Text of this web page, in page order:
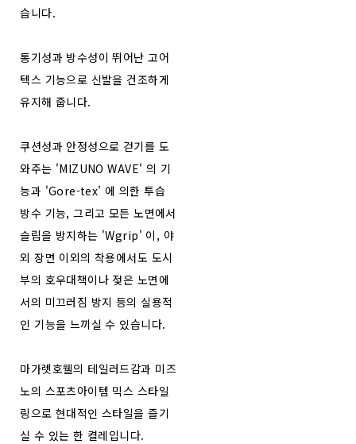
습니다.
통기성과 방수성이 뛰어난 고어
텍스 기능으로 신발을 건조하게
유지해 줍니다.
쿠션성과 안정성으로 걷기를 도
와주는 'MIZUNO WAVE' 의 기
능과 'Gore-tex' 에 의한 투습
방수 기능, 그리고 모든 노면에서
슬립을 방지하는 'Wgrip' 이, 야
외 장면 이외의 착용에서도 도시
부의 호우대책이나 젖은 노면에
서의 미끄러짐 방지 등의 실용적
인 기능을 느끼실 수 있습니다.
마가렛호웰의 테일러드감과 미즈
노의 스포츠아이템 믹스 스타일
링으로 현대적인 스타일을 즐기
실 수 있는 한 켤레입니다.